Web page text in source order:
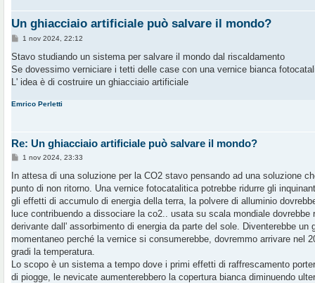
Un ghiacciaio artificiale può salvare il mondo?
M
s
a
g
o
1 nov 2024, 22:12
Stavo studiando un sistema per salvare il mondo dal riscaldamento
Se dovessimo verniciare i tetti delle case con una vernice bianca
L' idea è di costruire un ghiacciaio artificiale
Emrico Perletti
Re: Un ghiacciaio artificiale può salvare il mondo?
M
s
a
g
i
o
1 nov 2024, 23:33
In attesa di una soluzione per la CO2 stavo pensando ad una soluzione
punto di non ritorno. Una vernice fotocatalitica potrebbe ridurre gli
gli effetti di accumulo di energia della terra, la polvere di alluminio
luce contribuendo a dissociare la co2.. usata su scala mondiale dovrebbe
derivante dall' assorbimento di energia da parte del sole. Diventerebbe un
momentaneo perché la vernice si consumerebbe, dovremmo arrivare nel
gradi la temperatura.
Lo scopo è un sistema a tempo dove i primi effetti di raffrescamento
di piogge, le nevicate aumenterebbero la copertura bianca diminuendo